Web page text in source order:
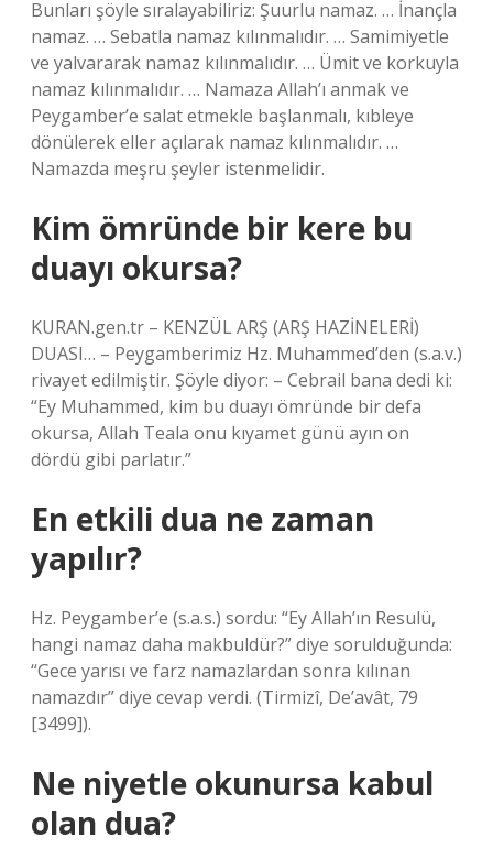
Bunları şöyle sıralayabiliriz: Şuurlu namaz. … İnançla
namaz. … Sebatla namaz kılınmalıdır. … Samimiyetle
ve yalvararak namaz kılınmalıdır. … Ümit ve korkuyla
namaz kılınmalıdır. … Namaza Allah’ı anmak ve
Peygamber’e salat etmekle başlanmalı, kıbleye
dönülerek eller açılarak namaz kılınmalıdır. …
Namazda meşru şeyler istenmelidir.
Kim ömründe bir kere bu
duayı okursa?
KURAN.gen.tr – KENZÜL ARŞ (ARŞ HAZİNELERİ)
DUASI… – Peygamberimiz Hz. Muhammed’den (s.a.v.)
rivayet edilmiştir. Şöyle diyor: – Cebrail bana dedi ki:
“Ey Muhammed, kim bu duayı ömründe bir defa
okursa, Allah Teala onu kıyamet günü ayın on
dördü gibi parlatır.”
En etkili dua ne zaman
yapılır?
Hz. Peygamber’e (s.a.s.) sordu: “Ey Allah’ın Resulü,
hangi namaz daha makbuldür?” diye sorulduğunda:
“Gece yarısı ve farz namazlardan sonra kılınan
namazdır” diye cevap verdi. (Tirmizî, De’avât, 79
[3499]).
Ne niyetle okunursa kabul
olan dua?